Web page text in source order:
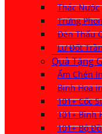
Thác Nước
Trứng
Đèn Thấu
Lư Đốt
Quà Tặng
Ấm Chén
Bình Hoa
101+ Cốc
101+ Bình
101+ Bộ